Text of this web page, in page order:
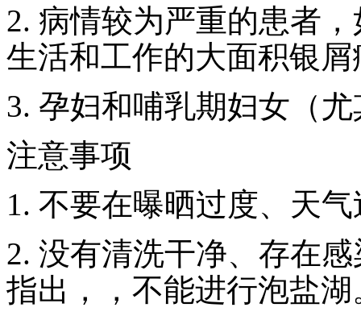
2. 病情较为严重的患者
生活和工作的大面积银
3. 孕妇和哺乳期妇女（
注意事项
1. 不要在曝晒过度、天
2. 没有清洗干净、存在
指出，，不能进行泡盐湖